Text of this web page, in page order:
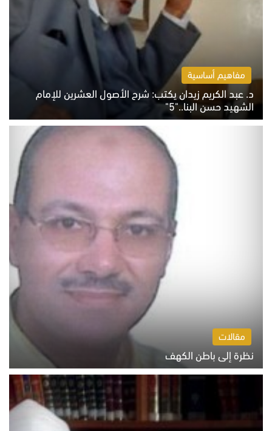
مفاهيم أساسية
د. عبد الكريم زيدان يكتب: شرح الأصول العشرين للإمام
الشهيد حسن البنا.."5"
السبت 8 أغسطس 2026 10:46 ص
مقالات
نظرة إلى باطن الكهف
السبت 8 أغسطس 2026 11:04 ص